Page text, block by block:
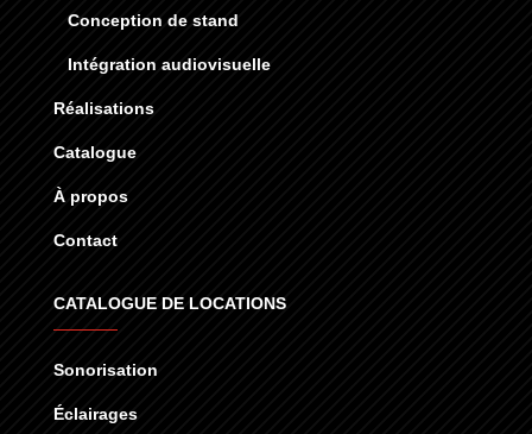
Conception de stand
Intégration audiovisuelle
Réalisations
Catalogue
À propos
Contact
CATALOGUE DE LOCATIONS
Sonorisation
Éclairages